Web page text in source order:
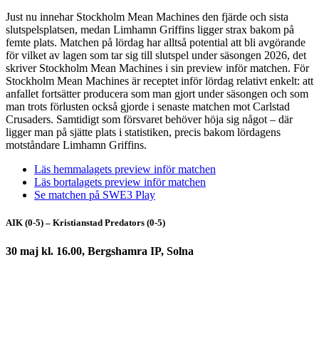
Just nu innehar Stockholm Mean Machines den fjärde och sista
slutspelsplatsen, medan Limhamn Griffins ligger strax bakom på
femte plats. Matchen på lördag har alltså potential att bli avgörande
för vilket av lagen som tar sig till slutspel under säsongen 2026, det
skriver Stockholm Mean Machines i sin preview inför matchen. För
Stockholm Mean Machines är receptet inför lördag relativt enkelt: att
anfallet fortsätter producera som man gjort under säsongen och som
man trots förlusten också gjorde i senaste matchen mot Carlstad
Crusaders. Samtidigt som försvaret behöver höja sig något – där
ligger man på sjätte plats i statistiken, precis bakom lördagens
motståndare Limhamn Griffins.
Läs hemmalagets preview inför matchen
Läs bortalagets preview inför matchen
Se matchen på SWE3 Play
AIK (0-5) – Kristianstad Predators (0-5)
30 maj kl. 16.00, Bergshamra IP, Solna